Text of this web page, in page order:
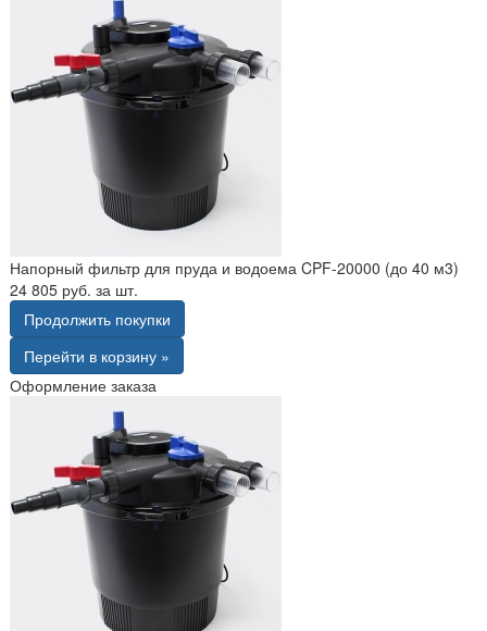
Напорный фильтр для пруда и водоема CPF-20000 (до 40 м3)
24 805 руб. за шт.
Продолжить покупки
Перейти в корзину »
Оформление заказа